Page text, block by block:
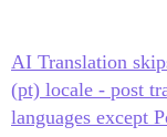
AI Translation
(pt) locale - post
languages except